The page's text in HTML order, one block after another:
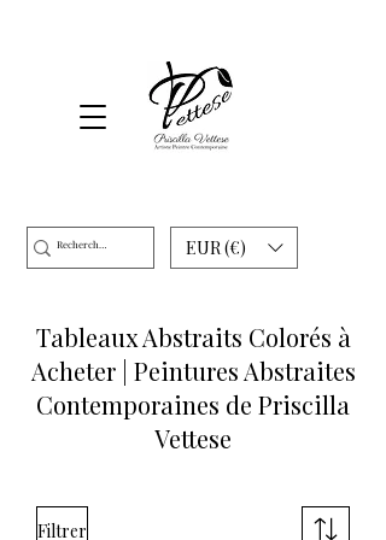
EUR (€)
Tableaux Abstraits Colorés à
Acheter | Peintures Abstraites
Contemporaines de Priscilla
Vettese
Filtrer